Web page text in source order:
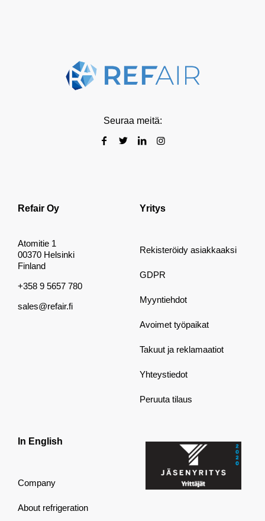
Seuraa meitä:
Refair Oy
Atomitie 1
00370 Helsinki
Finland
+358 9 5657 780
sales@refair.fi
Yritys
Rekisteröidy asiakkaaksi
GDPR
Myyntiehdot
Avoimet työpaikat
Takuut ja reklamaatiot
Yhteystiedot
Peruuta tilaus
In English
Company
About refrigeration